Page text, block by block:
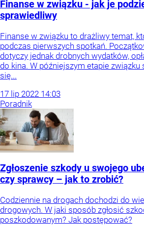
Finanse w związku - jak je
sprawiedliwy
Finanse w związku to drażliwy temat,
podczas pierwszych spotkań.
dotyczy jednak drobnych wydatków,
do kina. W późniejszym etapie
się...
17 lip 2022 14:03
Poradnik
Zgłoszenie szkody u swojego
czy sprawcy – jak to zrobić?
Codziennie na drogach dochodzi do
drogowych. W jaki sposób zgłosić
poszkodowanym? Jak postępować?